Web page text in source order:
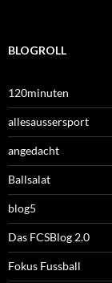
BLOGROLL
120minuten
allesaussersport
angedacht
Ballsalat
blog5
Das FCSBlog 2.0
Fokus Fussball